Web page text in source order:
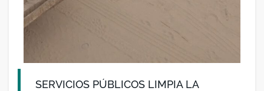
SERVICIOS PÚBLICOS LIMPIA LA